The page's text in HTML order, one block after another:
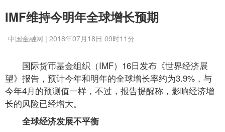
IMF维持今明年全球增长预期
中国金融网 | 2018年07月18日 09时11分
国际货币基金组织（IMF）16日发布《世界经济展
望》报告，预计今年和明年的全球增长率约为3.9%，与
今年4月的预测值一样，不过，报告提醒称，影响经济增
长的风险已经增大。
全球经济发展不平衡